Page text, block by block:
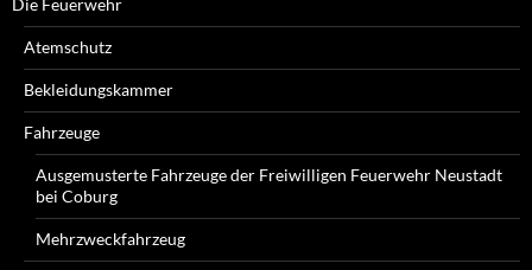
Die Feuerwehr
Atemschutz
Bekleidungskammer
Fahrzeuge
Ausgemusterte Fahrzeuge der Freiwilligen Feuerwehr Neustadt
bei Coburg
Mehrzweckfahrzeug